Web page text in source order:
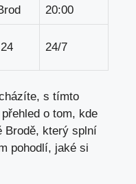
20:00
24/7
s tímto
o tom, kde
Brodě, který splní
pohodlí, jaké si